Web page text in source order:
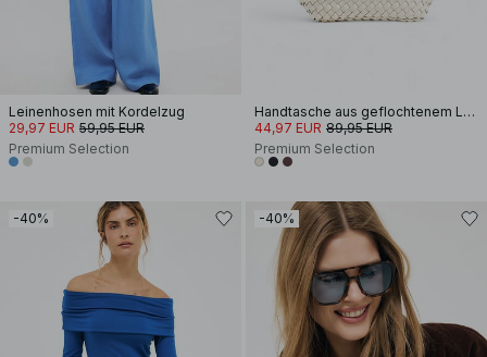
Leinenhosen mit Kordelzug
29,97 EUR 59,95 EUR
Premium Selection
Handtasche aus geflochtenem Leder
44,97 EUR 89,95 EUR
Premium Selection
-40% -40%